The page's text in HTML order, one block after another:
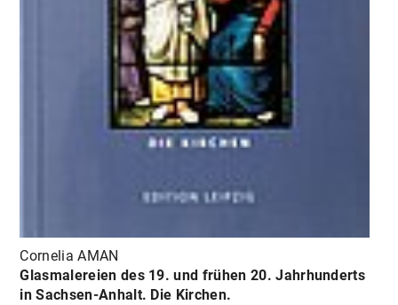
Cornelia AMAN
Glasmalereien des 19. und frühen 20. Jahrhunderts
in Sachsen-Anhalt. Die Kirchen.